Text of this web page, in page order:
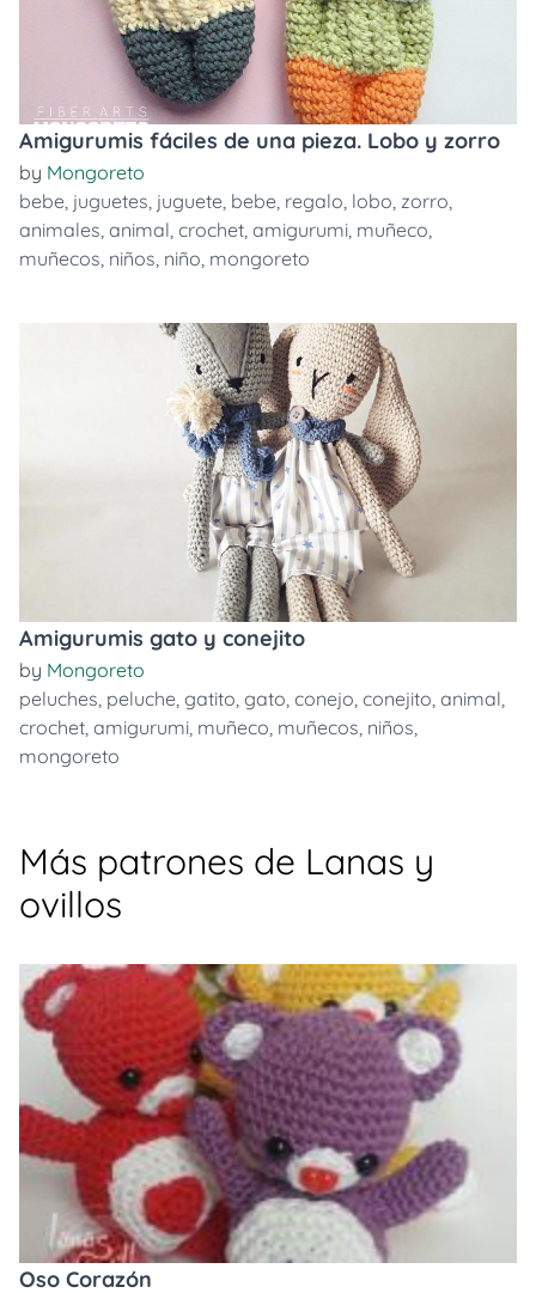
Amigurumis fáciles de una pieza. Lobo y zorro
by Mongoreto
bebe, juguetes, juguete, bebe, regalo, lobo, zorro,
animales, animal, crochet, amigurumi, muñeco,
muñecos, niños, niño, mongoreto
Amigurumis gato y conejito
by Mongoreto
peluches, peluche, gatito, gato, conejo, conejito, animal,
crochet, amigurumi, muñeco, muñecos, niños,
mongoreto
Más patrones de Lanas y
ovillos
Oso Corazón